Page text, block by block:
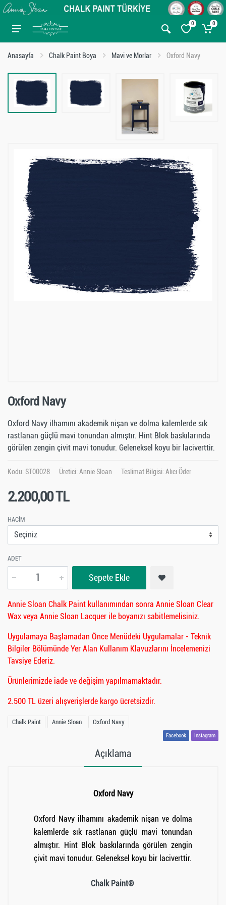
0 0
Anasayfa Chalk Paint Boya Mavi ve Morlar Oxford Navy
Oxford Navy
Oxford Navy ilhamını akademik nişan ve dolma kalemlerde sık
rastlanan güçlü mavi tonundan almıştır. Hint Blok baskılarında
görülen zengin çivit mavi tonudur. Geleneksel koyu bir laciverttir.
Kodu: ST00028 Üretici:Annie Sloan Teslimat Bilgisi: Alıcı Öder
2.200,00 TL
HACIM
ADET
Sepete Ekle
Annie Sloan Chalk Paint kullanımından sonra Annie Sloan Clear
Wax veya Annie Sloan Lacquer ile boyanızı sabitlemelisiniz.
Uygulamaya Başlamadan Önce Menüdeki Uygulamalar - Teknik
Bilgiler Bölümünde Yer Alan Kullanım Klavuzlarını İncelemenizi
Tavsiye Ederiz.
Ürünlerimizde iade ve değişim yapılmamaktadır.
2.500 TL üzeri alışverişlerde kargo ücretsizdir.
Chalk Paint Annie Sloan Oxford Navy
Facebook Instagram
Açıklama
Oxford Navy
Oxford Navy ilhamını akademik nişan ve dolma
kalemlerde sık rastlanan güçlü mavi tonundan
almıştır. Hint Blok baskılarında görülen zengin
çivit mavi tonudur. Geleneksel koyu bir laciverttir.
Chalk Paint®